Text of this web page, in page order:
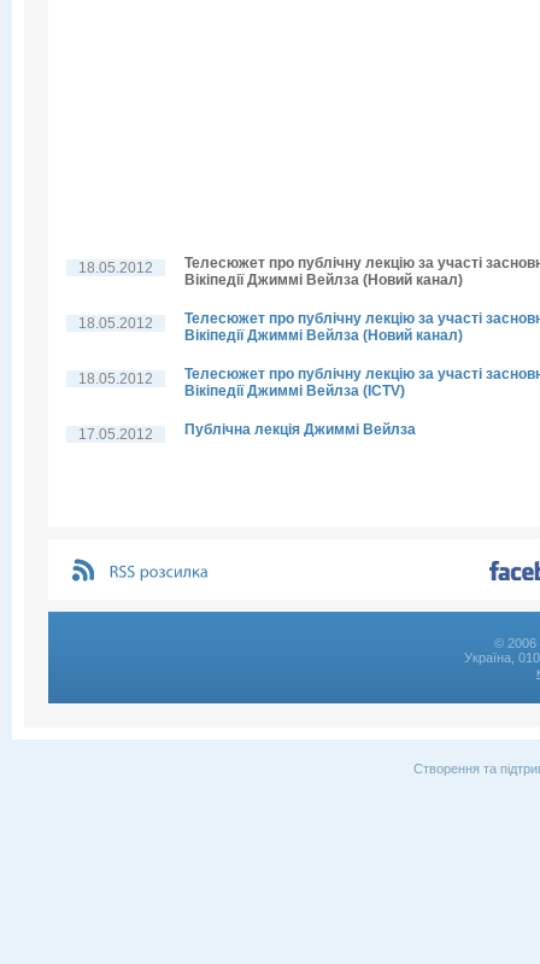
18.05.2012
Телесюжет про публічну лекцію за участі
Вікіпедії Джиммі Вейлза (Новий канал)
18.05.2012
Телесюжет про публічну лекцію за участі
Вікіпедії Джиммі Вейлза (Новий канал)
18.05.2012
Телесюжет про публічну лекцію за участі
Вікіпедії Джиммі Вейлза (ICTV)
17.05.2012 Публічна лекція Джиммі Вейлза
© 2006
Україна,
Створення та